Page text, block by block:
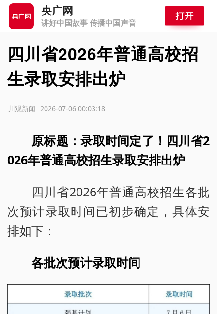
央广网
讲好中国故事 传播中国声音
四川省2026年普通高校招
生录取安排出炉
2026-07-06 00:03:18
川观新闻
原标题：录取时间定了！四川省2
026年普通高校招生录取安排出炉
四川省2026年普通高校招生各批
次预计录取时间已初步确定，具体安
排如下：
各批次预计录取时间